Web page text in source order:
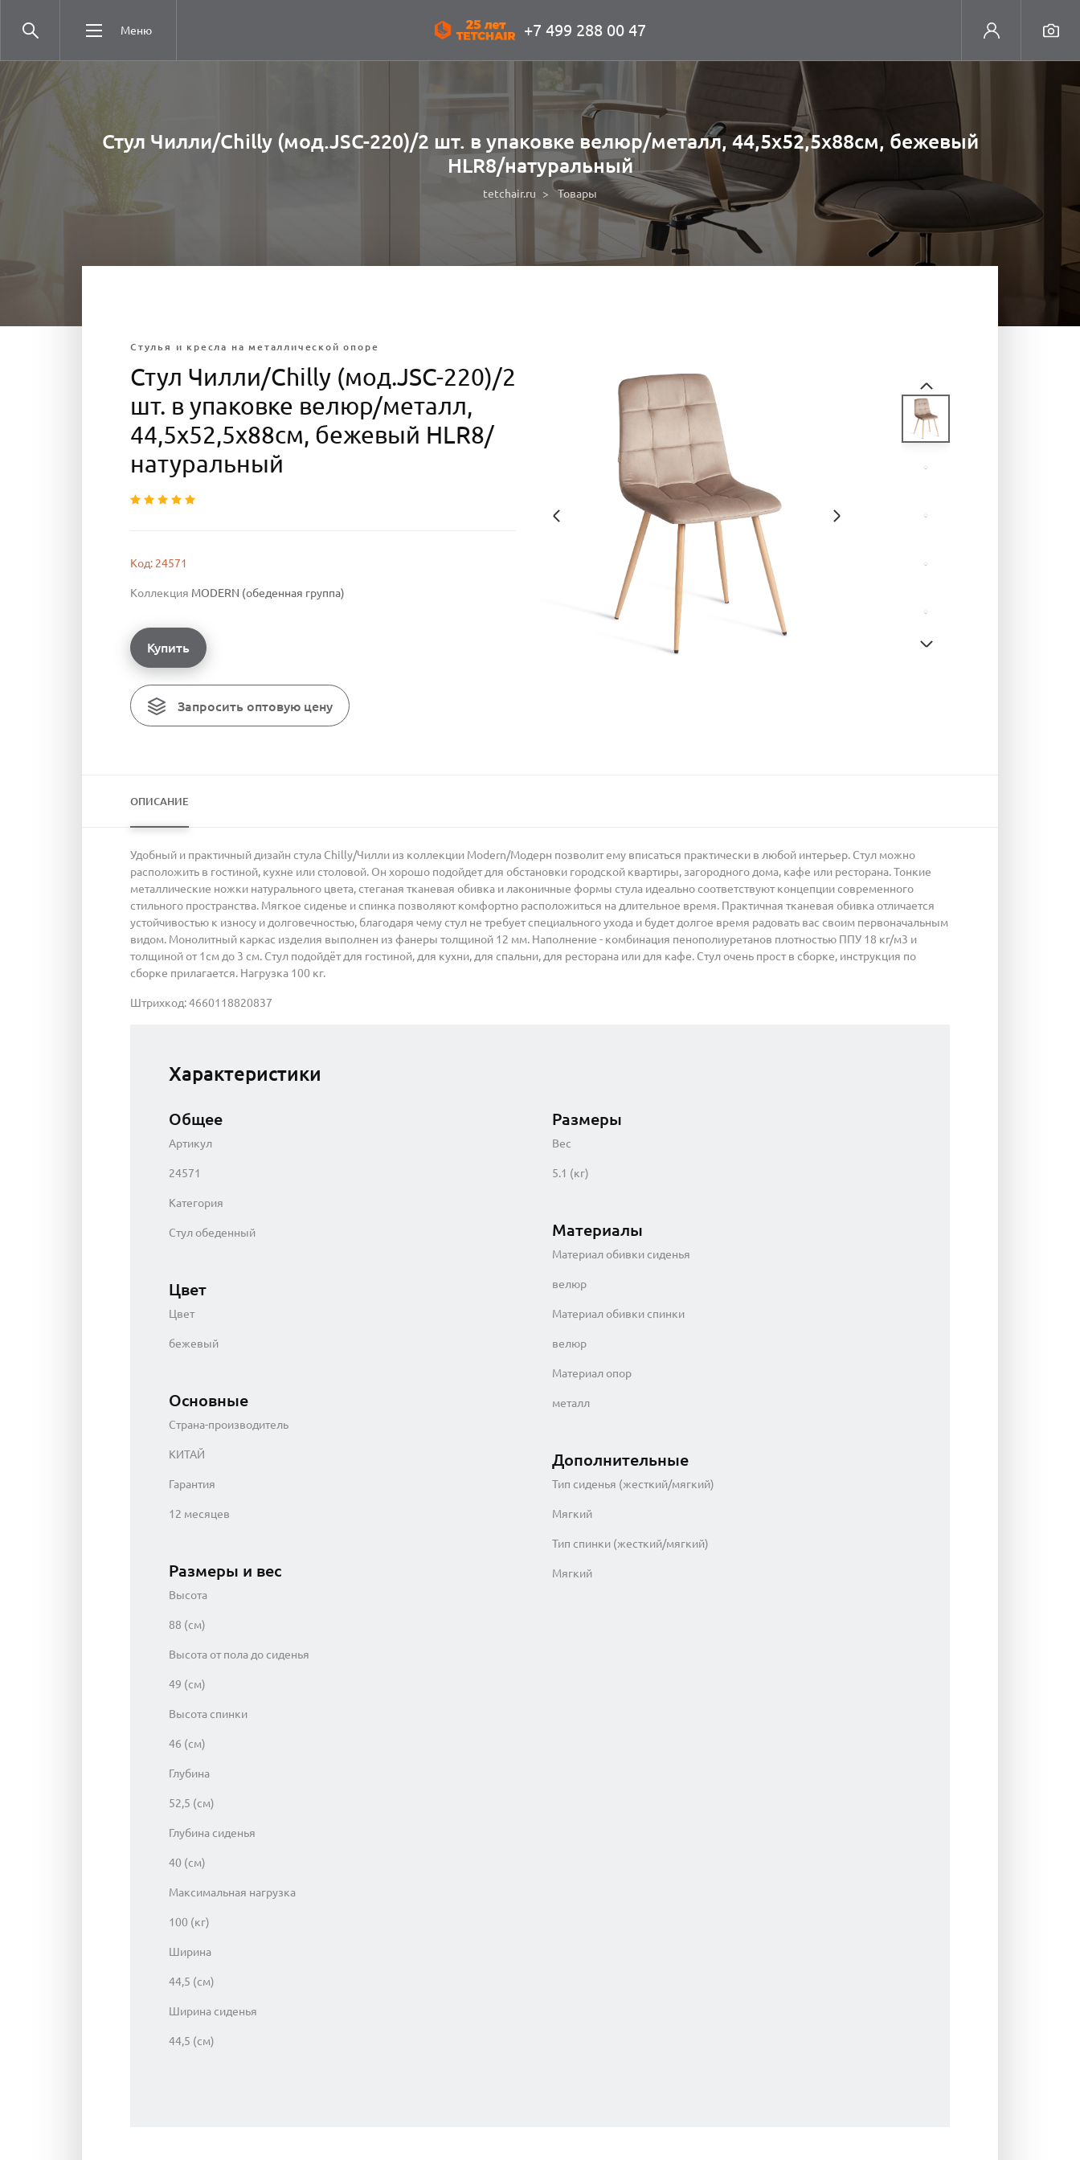
Меню +7 499 288 00 47
Стул Чилли/Chilly (мод.JSC-220)/2 шт. в упаковке велюр/металл, 44,5х52,5х88см, бежевый
HLR8/натуральный
tetchair.ru Товары
Стулья и кресла на металлической опоре
Стул Чилли/Chilly (мод.JSC-220)/2
шт. в упаковке велюр/металл,
44,5х52,5х88см, бежевый HLR8/
натуральный
Код: 24571
Коллекция MODERN (обеденная группа)
Купить
Запросить оптовую цену
ОПИСАНИЕ
Удобный и практичный дизайн стула Chilly/Чилли из коллекции Modern/Модерн позволит ему вписаться практически в любой интерьер. Стул можно
расположить в гостиной, кухне или столовой. Он хорошо подойдет для обстановки городской квартиры, загородного дома, кафе или ресторана. Тонкие
металлические ножки натурального цвета, стеганая тканевая обивка и лаконичные формы стула идеально соответствуют концепции современного
стильного пространства. Мягкое сиденье и спинка позволяют комфортно расположиться на длительное время. Практичная тканевая обивка отличается
устойчивостью к износу и долговечностью, благодаря чему стул не требует специального ухода и будет долгое время радовать вас своим первоначальным
видом. Монолитный каркас изделия выполнен из фанеры толщиной 12 мм. Наполнение - комбинация пенополиуретанов плотностью ППУ 18 кг/м3 и
толщиной от 1см до 3 см. Стул подойдёт для гостиной, для кухни, для спальни, для ресторана или для кафе. Стул очень прост в сборке, инструкция по
сборке прилагается. Нагрузка 100 кг.
Штрихкод: 4660118820837
Характеристики
Общее
Артикул
24571
Категория
Стул обеденный
Цвет
Цвет
бежевый
Основные
Страна-производитель
КИТАЙ
Гарантия
12 месяцев
Размеры и вес
Высота
88 (см)
Высота от пола до сиденья
49 (см)
Высота спинки
46 (см)
Глубина
52,5 (см)
Глубина сиденья
40 (см)
Максимальная нагрузка
100 (кг)
Ширина
44,5 (см)
Ширина сиденья
44,5 (см)
Размеры
Вес
5.1 (кг)
Материалы
Материал обивки сиденья
велюр
Материал обивки спинки
велюр
Материал опор
металл
Дополнительные
Тип сиденья (жесткий/мягкий)
Мягкий
Тип спинки (жесткий/мягкий)
Мягкий